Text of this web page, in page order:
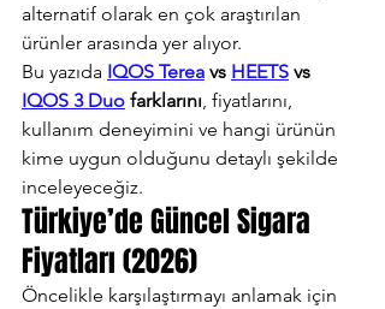
alternatif olarak en çok araştırılan
ürünler arasında yer alıyor.
Bu yazıda IQOS Terea vs HEETS vs
IQOS 3 Duo farklarını, fiyatlarını,
kullanım deneyimini ve hangi ürünün
kime uygun olduğunu detaylı şekilde
inceleyeceğiz.
Türkiye’de Güncel Sigara
Fiyatları (2026)
Öncelikle karşılaştırmayı anlamak için